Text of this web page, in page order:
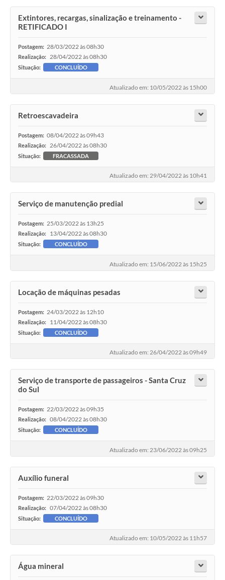
Extintores, recargas, sinalização e treinamento -
RETIFICADO I
Postagem: 28/03/2022 às 08h30
Realização: 28/04/2022 às 08h30
Situação: CONCLUÍDO
Atualizado em: 10/05/2022 às 15h00
Retroescavadeira
Postagem: 08/04/2022 às 09h43
Realização: 26/04/2022 às 08h30
Situação: FRACASSADA
Atualizado em: 29/04/2022 às 10h41
Serviço de manutenção predial
Postagem: 25/03/2022 às 13h25
Realização: 13/04/2022 às 08h30
Situação: CONCLUÍDO
Atualizado em: 15/06/2022 às 15h25
Locação de máquinas pesadas
Postagem: 24/03/2022 às 12h10
Realização: 11/04/2022 às 08h30
Situação: CONCLUÍDO
Atualizado em: 26/04/2022 às 09h49
Serviço de transporte de passageiros - Santa Cruz
do Sul
Postagem: 22/03/2022 às 09h35
Realização: 08/04/2022 às 08h30
Situação: CONCLUÍDO
Atualizado em: 23/06/2022 às 09h25
Auxílio funeral
Postagem: 22/03/2022 às 09h30
Realização: 07/04/2022 às 08h30
Situação: CONCLUÍDO
Atualizado em: 10/05/2022 às 11h57
Água mineral